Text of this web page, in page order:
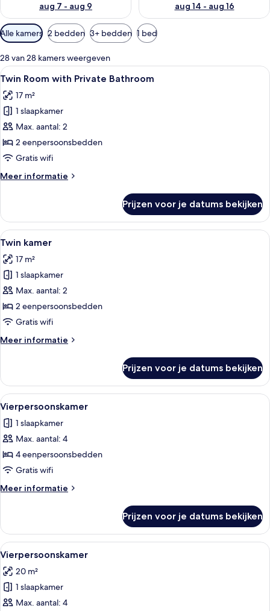
aug 7 - aug 9
aug 14 - aug 16
Beschikbare
filters
voor
kamers
Alle kamers 2 bedden 3+ bedden 1 bed
28 van 28 kamers weergeven
Alle
foto's
voor
Twin
Room
with
Private
laden
Een hotelkamer met twee bedden,
4
Twin Room with Private Bathroom
17 m²
1 slaapkamer
Max. aantal: 2
2 eenpersoonsbedden
Gratis wifi
Meer informatie
Meer
Room
with
Private
Prijzen voor je datums bekijken
Alle
foto's
voor
Twin
kamer
laden
Een kamer met twee
5
Twin kamer
17 m²
1 slaapkamer
Max. aantal: 2
2 eenpersoonsbedden
Gratis wifi
Meer informatie
Meer
kamer
Prijzen voor je datums bekijken
Alle
foto's
voor
Vierpersoonskamer
laden
Een slaapkamer met een stapelbed,
3
Vierpersoonskamer
1 slaapkamer
Max. aantal: 4
4 eenpersoonsbedden
Gratis wifi
Meer informatie
Meer
Prijzen voor je datums bekijken
Alle
foto's
voor
Vierpersoonskamer
laden
Een smalle gang met stapelbedden
9
Vierpersoonskamer
20 m²
1 slaapkamer
Max. aantal: 4